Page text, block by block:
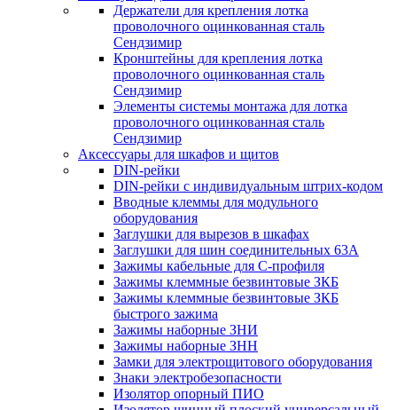
Держатели для крепления лотка
проволочного оцинкованная сталь
Сендзимир
Кронштейны для крепления лотка
проволочного оцинкованная сталь
Сендзимир
Элементы системы монтажа для лотка
проволочного оцинкованная сталь
Сендзимир
Аксессуары для шкафов и щитов
DIN-рейки
DIN-рейки с индивидуальным штрих-кодом
Вводные клеммы для модульного
оборудования
Заглушки для вырезов в шкафах
Заглушки для шин соединительных 63А
Зажимы кабельные для С-профиля
Зажимы клеммные безвинтовые ЗКБ
Зажимы клеммные безвинтовые ЗКБ
быстрого зажима
Зажимы наборные ЗНИ
Зажимы наборные ЗНН
Замки для электрощитового оборудования
Знаки электробезопасности
Изолятор опорный ПИО